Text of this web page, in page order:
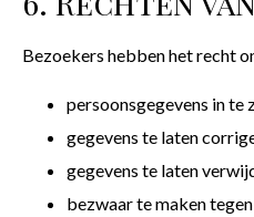
Bezoekers hebben het recht
persoonsgegevens in te
gegevens te laten
gegevens te laten
bezwaar te maken